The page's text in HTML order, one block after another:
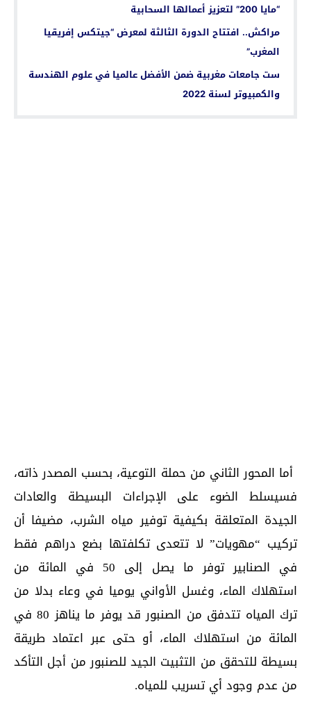
“مايا 200” لتعزيز أعمالها السحابية
مراكش.. افتتاح الدورة الثالثة لمعرض “جيتكس إفريقيا
المغرب”
ست جامعات مغربية ضمن الأفضل عالميا في علوم الهندسة
والكمبيوتر لسنة 2022
أما المحور الثاني من حملة التوعية، بحسب المصدر ذاته،
فسيسلط الضوء على الإجراءات البسيطة والعادات
الجيدة المتعلقة بكيفية توفير مياه الشرب، مضيفا أن
تركيب “مهويات” لا تتعدى تكلفتها بضع دراهم فقط
في الصنابير توفر ما يصل إلى 50 في المائة من
استهلاك الماء، وغسل الأواني يوميا في وعاء بدلا من
ترك المياه تتدفق من الصنبور قد يوفر ما يناهز 80 في
المائة من استهلاك الماء، أو حتى عبر اعتماد طريقة
بسيطة للتحقق من التثبيت الجيد للصنبور من أجل التأكد
من عدم وجود أي تسريب للمياه.